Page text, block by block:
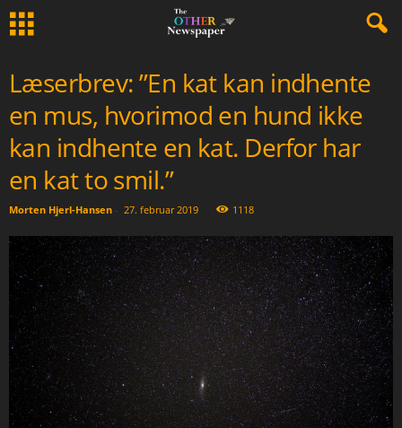
Læserbrev: ”En kat kan indhente
en mus, hvorimod en hund ikke
kan indhente en kat. Derfor har
en kat to smil.”
Morten Hjerl-Hansen - 27. februar 2019 1118